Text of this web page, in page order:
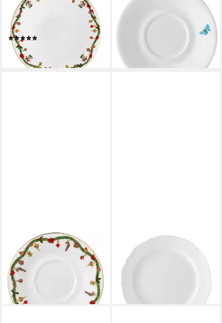
Frühstücksteller Nora
Christmas Teller flach 22 cm,
Teller Flach
22,46 €
lieferbar - in 2-3 Werktagen bei dir
Untertasse Nora Vibes
Kombi-/Tee-Untertasse
lieferbar - in 2-3 Werktagen bei dir
HUTSCHENREUTHER
Untertasse Nora Christmas
Kombi-Untertasse 16 cm,
Untertasse
17,71 €
lieferbar - in 2-3 Werktagen bei dir
HUTSCHENREUTHER
Frühstücksteller Maria
Theresia Weiß, 21 cm
ab 15,84 €